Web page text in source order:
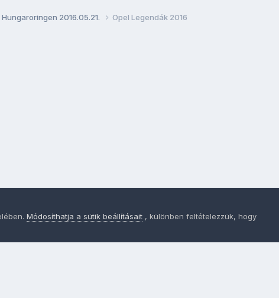
2016.05.21. Opel Legendák 2016
Módosíthatja a sütik beállításait , különben feltételezzük, hogy